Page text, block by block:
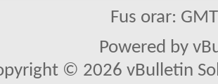
Fus orar:
Powered by
© 2026 vBulletin